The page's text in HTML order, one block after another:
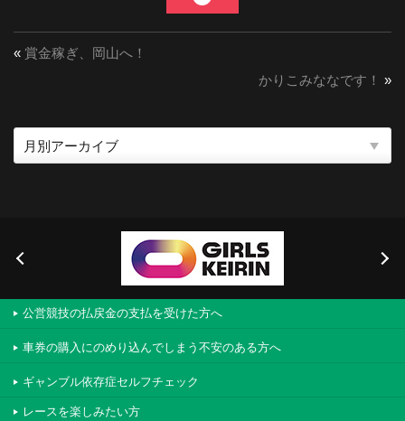
« 賞金稼ぎ、岡山へ！
かりこみななです！ »
公営競技の払戻金の支払を受けた方へ
車券の購入にのめり込んでしまう不安のある方へ
ギャンブル依存症セルフチェック
レースを楽しみたい方